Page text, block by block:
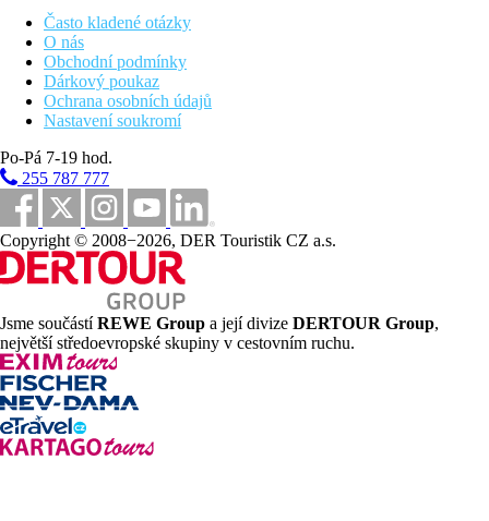
Vzdálenost od nejbližšího letiště
1 km
Centrum města
Pláž
Plážová dovolená
Bazény
Dětský bazén
Lehátka u bazénu
Fotogalerie
Často kladené otázky
O nás
Obchodní podmínky
Dárkový poukaz
Ochrana osobních údajů
Nastavení soukromí
Po-Pá 7-19 hod.
255 787 777
Copyright © 2008−2026, DER Touristik CZ a.s.
Jsme součástíREWE Group a její divize DERTOUR Group,
největší středoevropské skupiny v cestovním ruchu.